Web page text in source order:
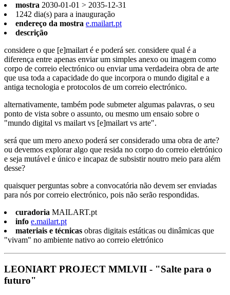
mostra 2030-01-01 > 2035-12-31
1242 dia(s) para a inauguração
endereço da mostra e.mailart.pt
descrição
considere o que [e]mailart é e poderá ser. considere qual é a
diferença entre apenas enviar um simples anexo ou imagem como
corpo de correio electrónico ou enviar uma verdadeira obra de arte
que usa toda a capacidade do que incorpora o mundo digital e a
antiga tecnologia e protocolos de um correio electrónico.
alternativamente, também pode submeter algumas palavras, o seu
ponto de vista sobre o assunto, ou mesmo um ensaio sobre o
"mundo digital vs mailart vs [e]mailart vs arte".
será que um mero anexo poderá ser considerado uma obra de arte?
ou devemos explorar algo que resida no corpo do correio eletrónico
e seja mutável e único e incapaz de subsistir noutro meio para além
desse?
quaisquer perguntas sobre a convocatória não devem ser enviadas
para nós por correio electrónico, pois não serão respondidas.
curadoria MAILART.pt
info e.mailart.pt
materiais e técnicas obras digitais estáticas ou dinâmicas que
"vivam" no ambiente nativo ao correio eletrónico
LEONIART PROJECT MMLVII - "Salte para o
futuro"